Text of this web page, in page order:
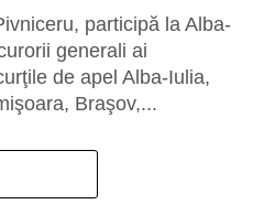
participă la Alba-
generali ai
de apel Alba-Iulia,
Braşov,...